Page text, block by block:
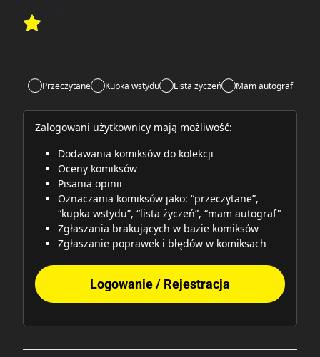
Rate this item:
Przeczytane Kupka wstydu Lista życzeń Mam autograf
Zalogowani użytkownicy mają możliwość:
Dodawania komiksów do kolekcji
Oceny komiksów
Pisania opinii
Oznaczania komiksów jako: “przeczytane”,
“kupka wstydu”, “lista życzeń”, “mam autograf"
Zgłaszania brakujących w bazie komiksów
Zgłaszanie poprawek i błędów w komiksach
Logowanie / Rejestracja